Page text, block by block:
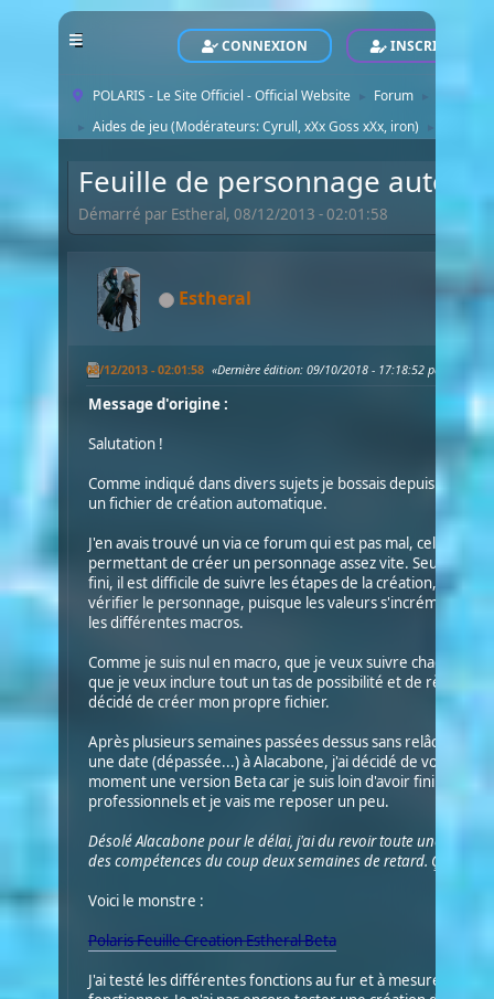
CONNEXION INSCRIVEZ-
POLARIS - Le Site Officiel - Official Website Forum
► Aides de jeu(Modérateurs:Cyrull,xXx Goss xXx, iron)
Feuille de personnage
Démarré par Estheral, 08/12/2013 - 02:01:58
Estheral
08/12/2013 - 02:01:58 Dernière édition: 09/10/2018 - 17:18:52 par Estheral
Message d'origine :
Salutation !
Comme indiqué dans divers sujets je bossais depuis pas
un fichier de création automatique.
J'en avais trouvé un via ce forum qui est pas mal, celui de
permettant de créer un personnage assez vite.
fini, il est difficile de suivre les étapes de la création, si un
vérifier le personnage, puisque les valeurs s'incrémentent
les différentes macros.
Comme je suis nul en macro, que je veux suivre chaque
que je veux inclure tout un tas de possibilité et de règles
décidé de créer mon propre fichier.
Après plusieurs semaines passées dessus sans relâche,
une date (dépassée...) à Alacabone, j'ai décidé de vous
moment une version Beta car je suis loin d'avoir fini la
professionnels et je vais me reposer un peu.
Désolé Alacabone pour le délai, j'ai du revoir toute une partie
des compétences du coup deux semaines de retard. Ça été
Voici le monstre :
Polaris Feuille Creation Estheral Beta
J'ai testé les différentes fonctions au fur et à mesure et ça